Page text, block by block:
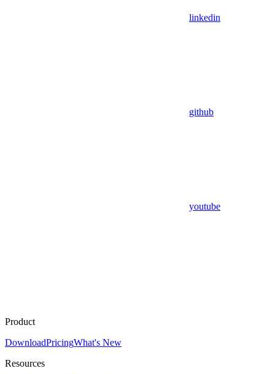
linkedin
github
youtube
Product
DownloadPricingWhat's New
Resources